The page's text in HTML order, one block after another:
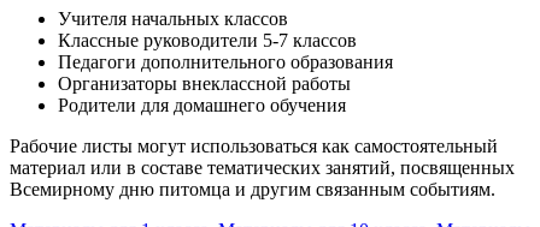
Учителя начальных классов
Классные руководители 5-7 классов
Педагоги дополнительного образования
Организаторы внеклассной работы
Родители для домашнего обучения
Рабочие листы могут использоваться как самостоятельный
материал или в составе тематических занятий, посвященных
Всемирному дню питомца и другим связанным событиям.